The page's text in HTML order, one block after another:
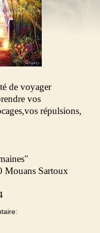
de voyager
vos
répulsions,
Mouans Sartoux